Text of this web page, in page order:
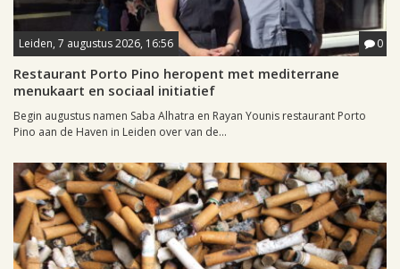
Leiden, 7 augustus 2026, 16:56 0
Restaurant Porto Pino heropent met mediterrane
menukaart en sociaal initiatief
Begin augustus namen Saba Alhatra en Rayan Younis restaurant Porto
Pino aan de Haven in Leiden over van de...